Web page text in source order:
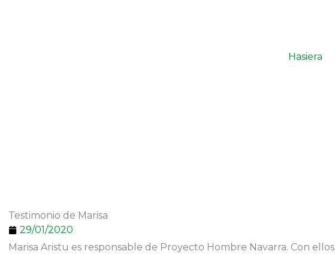
Hasiera
Testimonio de Marisa
29/01/2020
Marisa Aristu es responsable de Proyecto Hombre Navarra. Con ellos